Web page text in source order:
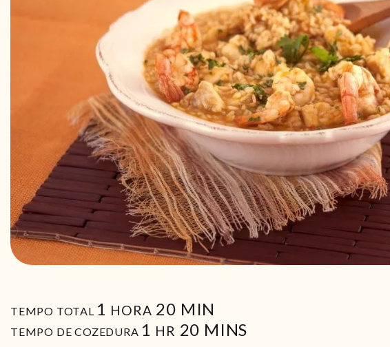
TEMPO TOTAL 1 HORA
HORA 20 MIN
MIN
TEMPO DE COZEDURA 1 HORA
HR 20 MIN
MINS